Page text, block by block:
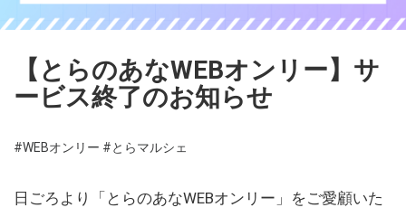
【とらのあなWEBオンリー】サ
ービス終了のお知らせ
#WEBオンリー #とらマルシェ
日ごろより「とらのあなWEBオンリー」をご愛顧いた